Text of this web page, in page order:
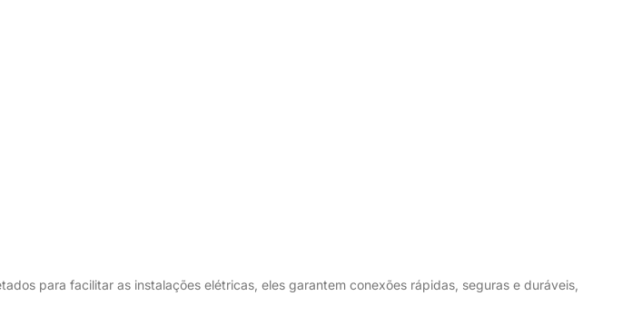
para facilitar as instalações elétricas, eles garantem conexões rápidas, seguras e duráveis,